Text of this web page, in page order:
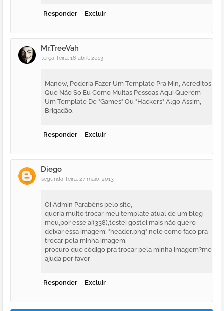
Responder Excluir
Mr.TreeVah
terça-feira, 16 abril, 2013
Manow, Poderia Fazer Um Template Pra Min, Acreditos
Que Não So Eu Como Muitas Pessoas Aqui Querem
Um Template De "Games" Ou "Hackers" Algo Assim,
Brigadão.
Responder Excluir
Diego
segunda-feira, 27 maio, 2013
Oi Admin Parabéns pelo site,
queria muito trocar meu template atual de um blog
meu,por esse aí(338),testei gostei,mais não quero
deixar essa imagem: "header.png" nele como faço pra
trocar pela minha imagem,
procuro que código pra trocar pela minha imagem?me
ajuda por favor
Responder Excluir